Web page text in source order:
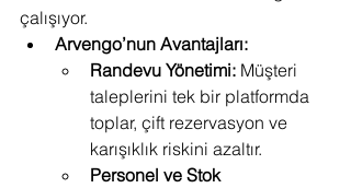
çalışıyor.
Arvengo’nun Avantajları:
Randevu Yönetimi: Müşteri
taleplerini tek bir platformda
toplar, çift rezervasyon ve
karışıklık riskini azaltır.
Personel ve Stok